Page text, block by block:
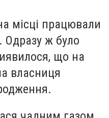
місці працювали
Одразу ж було
що на
власниця